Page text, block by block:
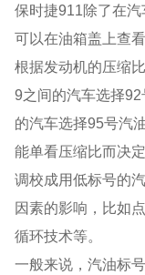
保时捷911除了在
可以在油箱盖上查
根据发动机的压缩
9之间的汽车选择
的汽车选择95号汽
能单看压缩比而决
调校成用低标号的
因素的影响，比如
循环技术等。
一般来说，汽油标